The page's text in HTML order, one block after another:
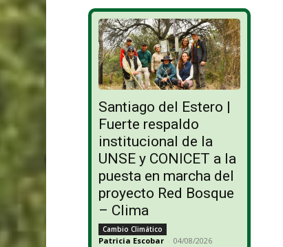
Santiago del Estero |
Fuerte respaldo
institucional de la
UNSE y CONICET a la
puesta en marcha del
proyecto Red Bosque
– Clima
Cambio Climático
Patricia Escobar - 04/08/2026